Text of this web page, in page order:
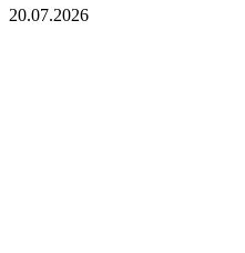
20.07.2026